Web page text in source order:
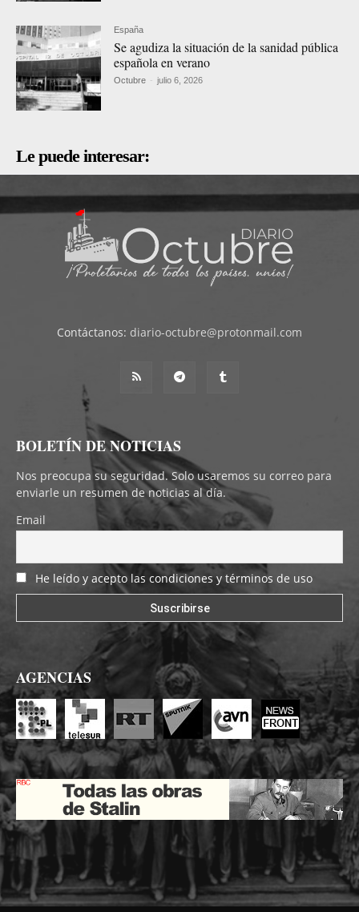
España
Se agudiza la situación de la sanidad pública
española en verano
Octubre - julio 6, 2026
Le puede interesar:
Contáctanos: diario-octubre@protonmail.com
BOLETÍN DE NOTICIAS
Nos preocupa su seguridad. Solo usaremos su correo para
enviarle un resumen de noticias al día.
Email
He leído y acepto las condiciones y términos de uso
AGENCIAS